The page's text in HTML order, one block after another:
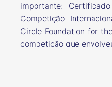
importante:
Competição
Circle Foundation for
competição que